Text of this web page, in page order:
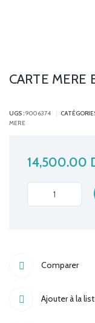
CARTE MERE
UGS :9006374
MERE
14,500.00
CARTE
MERE
quantité
Comparer
Ajouter à la